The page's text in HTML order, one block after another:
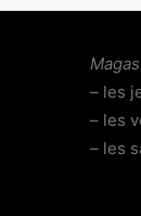
– les
– les
– les